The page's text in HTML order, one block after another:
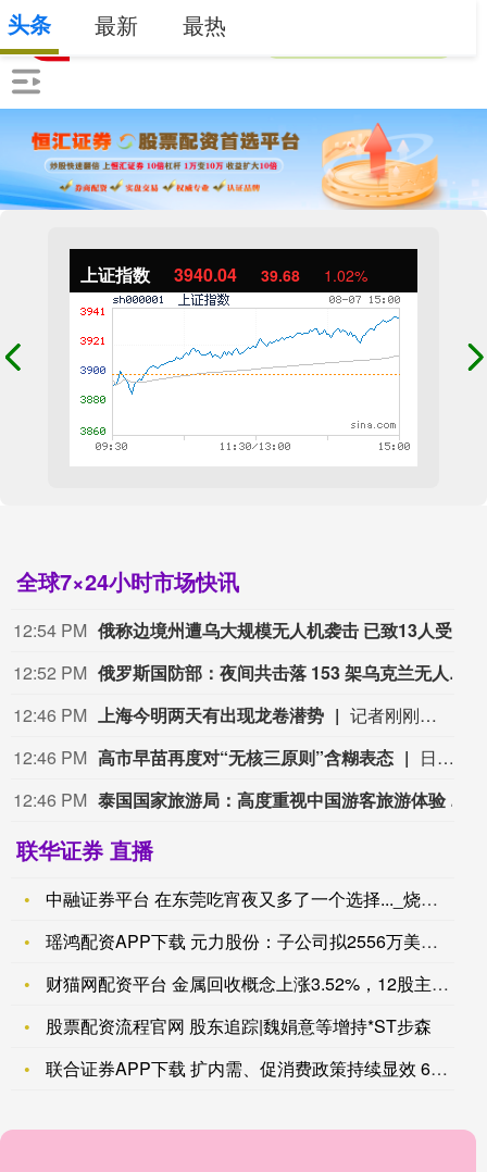
上证指数 3940.04 39.68 1.02%
全球7×24小时市场快讯
12:54 PM
12:52 PM
俄罗斯国防部：夜间共击落 153 架乌克兰无人机。
12:46 PM 上海今明两天有出现龙卷潜势
记者刚刚从上海市气象台获悉，今明天（9日至10日），上海具有龙卷潜势，市气象部门正在加强监测。（澎湃）
12:46 PM 高市早苗再度对“无核三原则”含糊表态
日本长崎遭原子弹轰炸81周年纪念仪式9日在长崎市和平纪念公园举行。日本首相高市早苗参加仪式，其致辞时对“无核三原则”仍含糊表态，未明确表示日本将继续坚持该原则。高市9日关于“无核三原则”的表态沿用了她6日在广岛遭原子弹轰炸81周年纪念仪式上致辞时的表述。当时，高市早苗在致辞中仅提及“日本现在坚持‘无核三原则’”，但其措辞与历任日本首相略有不同，且未明确表示日本将继续坚持该原则。日本在野党此前表示，高市的表述仅仅是说明现状，缺乏今后继续坚持“无核三原则”的决心。（澎湃）
12:46 PM
泰国国家旅游局：高度重视中国游客旅游体验 将完善产品和服务
联华证券 直播
中融证券平台 在东莞吃宵夜又多了一个选择..._烧烤_潮汕_
瑶鸿配资APP下载 元力股份：子公司拟2556万美元整购买C
财猫网配资平台 金属回收概念上涨3.52%，12股主力资金净
股票配资流程官网 股东追踪|魏娟意等增持*ST步森
联合证券APP下载 扩内需、促消费政策持续显效 6月份CPI
头条 最新 最热